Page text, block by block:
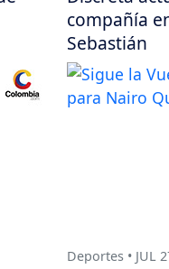
compañía
Sebastián
Deportes • JUL